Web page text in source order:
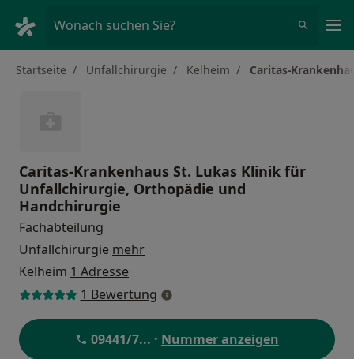
Wonach suchen Sie?
Startseite Unfallchirurgie Kelheim Caritas-
Caritas-Krankenhaus St. Lukas Klinik für
Unfallchirurgie, Orthopädie und
Handchirurgie
Fachabteilung
Unfallchirurgie mehr
Kelheim 1 Adresse
1 Bewertung
09441/7... · Nummer anzeigen